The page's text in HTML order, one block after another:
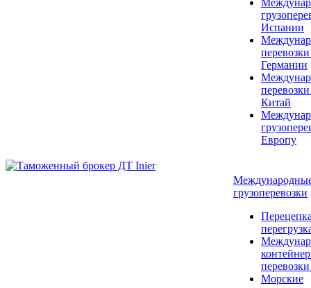
Испании
Германии
Китай
Европу
грузоперевозки
Морские